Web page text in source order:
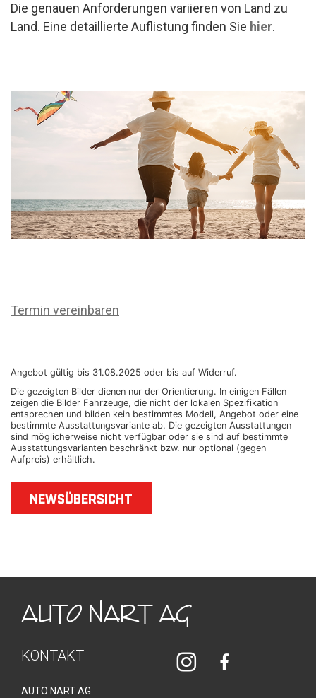
Die genauen Anforderungen variieren von Land zu
Land. Eine detaillierte Auflistung finden Sie hier.
Termin vereinbaren
Angebot gültig bis 31.08.2025 oder bis auf Widerruf.
Die gezeigten Bilder dienen nur der Orientierung. In einigen Fällen
zeigen die Bilder Fahrzeuge, die nicht der lokalen Spezifikation
entsprechen und bilden kein bestimmtes Modell, Angebot oder eine
bestimmte Ausstattungsvariante ab. Die gezeigten Ausstattungen
sind möglicherweise nicht verfügbar oder sie sind auf bestimmte
Ausstattungsvarianten beschränkt bzw. nur optional (gegen
Aufpreis) erhältlich.
NEWSÜBERSICHT
KONTAKT
AUTO NART AG